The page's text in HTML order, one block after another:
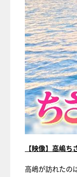
【映像】高嶋
高嶋が訪れたの